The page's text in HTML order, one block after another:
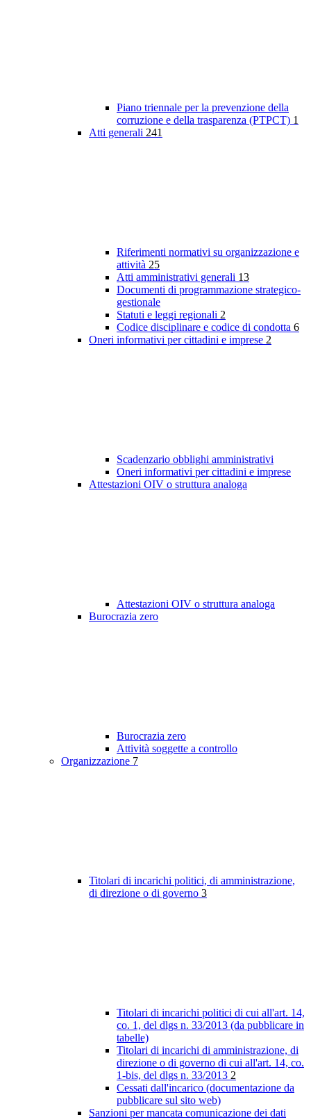
Piano triennale per la prevenzione della
corruzione e della trasparenza (PTPCT) 1
Atti generali 241
Riferimenti normativi su organizzazione e
attività 25
Atti amministrativi generali 13
Documenti di programmazione strategico-
gestionale
Statuti e leggi regionali 2
Codice disciplinare e codice di condotta 6
Oneri informativi per cittadini e imprese 2
Scadenzario obblighi amministrativi
Oneri informativi per cittadini e imprese
Attestazioni OIV o struttura analoga
Attestazioni OIV o struttura analoga
Burocrazia zero
Burocrazia zero
Attività soggette a controllo
Organizzazione 7
Titolari di incarichi politici, di amministrazione,
di direzione o di governo 3
Titolari di incarichi politici di cui all'art. 14,
co. 1, del dlgs n. 33/2013 (da pubblicare in
tabelle)
Titolari di incarichi di amministrazione, di
direzione o di governo di cui all'art. 14, co.
1-bis, del dlgs n. 33/2013 2
Cessati dall'incarico (documentazione da
pubblicare sul sito web)
Sanzioni per mancata comunicazione dei dati